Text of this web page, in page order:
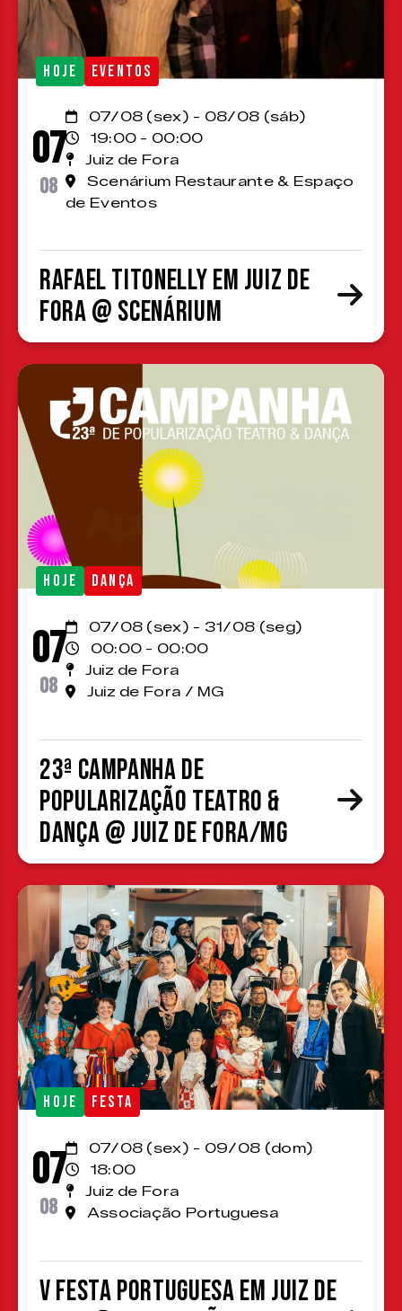
HOJE EVENTOS
07
08
07/08 (sex) - 08/08 (sáb)
19:00 - 00:00
Juiz de Fora
Scenárium Restaurante & Espaço
de Eventos
Rafael Titonelly em Juiz de
Fora @ Scenárium
HOJE DANÇA
07
08
07/08 (sex) - 31/08 (seg)
00:00 - 00:00
Juiz de Fora
Juiz de Fora / MG
23ª Campanha de
Popularização Teatro &
Dança @ Juiz de Fora/MG
HOJE FESTA
07
08
07/08 (sex) - 09/08 (dom)
18:00
Juiz de Fora
Associação Portuguesa
V Festa Portuguesa em Juiz de